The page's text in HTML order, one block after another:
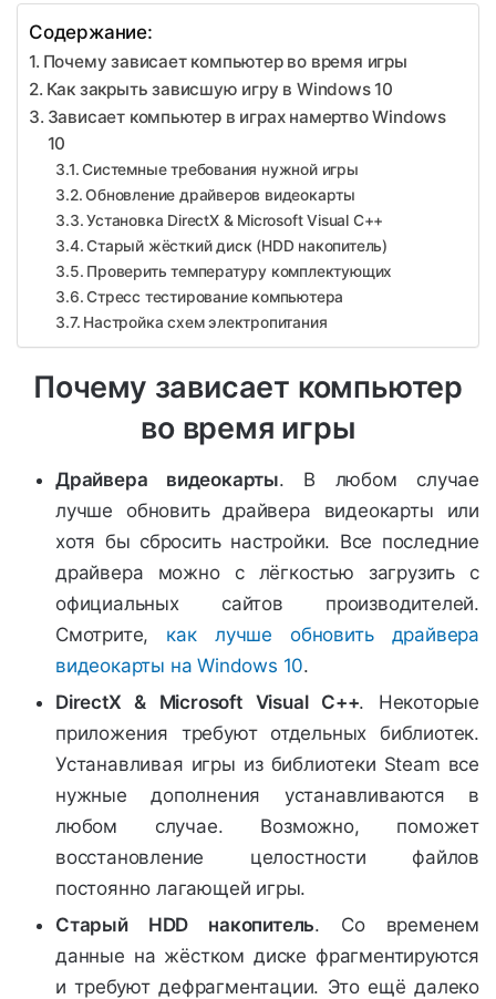
Содержание:
Почему зависает компьютер во время игры
Как закрыть зависшую игру в Windows 10
Зависает компьютер в играх намертво Windows
10
Системные требования нужной игры
Обновление драйверов видеокарты
Установка DirectX & Microsoft Visual C++
Старый жёсткий диск (HDD накопитель)
Проверить температуру комплектующих
Стресс тестирование компьютера
Настройка схем электропитания
Почему зависает компьютер
во время игры
Драйвера видеокарты. В любом случае
лучше обновить драйвера видеокарты или
хотя бы сбросить настройки. Все последние
драйвера можно с лёгкостью загрузить с
официальных сайтов производителей.
Смотрите, как лучше обновить драйвера
видеокарты на Windows 10.
DirectX & Microsoft Visual C++. Некоторые
приложения требуют отдельных библиотек.
Устанавливая игры из библиотеки Steam все
нужные дополнения устанавливаются в
любом случае. Возможно, поможет
восстановление целостности файлов
постоянно лагающей игры.
Старый HDD накопитель. Со временем
данные на жёстком диске фрагментируются
и требуют дефрагментации. Это ещё далеко